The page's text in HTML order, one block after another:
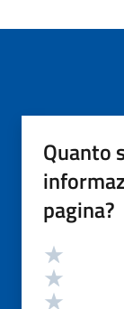
Quanto
pagina?
Valutazione